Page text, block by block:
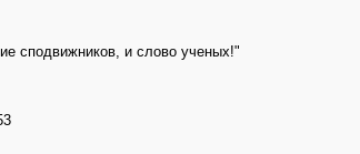
сподвижников, и слово ученых!"